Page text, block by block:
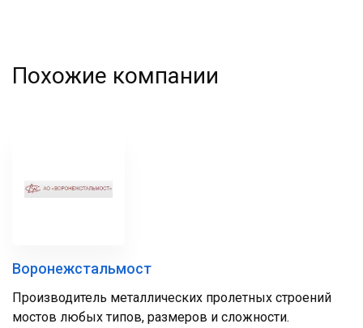
Похожие компании
Воронежстальмост
Производитель металлических пролетных строений
мостов любых типов, размеров и сложности.